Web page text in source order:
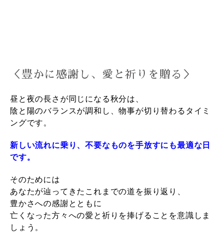
＜豊かに感謝し、愛と祈りを贈る＞
昼と夜の長さが同じになる秋分は、
陰と陽のバランスが調和し、物事が切り替わるタイミ
ングです。
新しい流れに乗り、不要なものを手放すにも最適な日
です。
そのためには
あなたが辿ってきたこれまでの道を振り返り、
豊かさへの感謝とともに
亡くなった方々への愛と祈りを捧げることを意識しま
しょう。